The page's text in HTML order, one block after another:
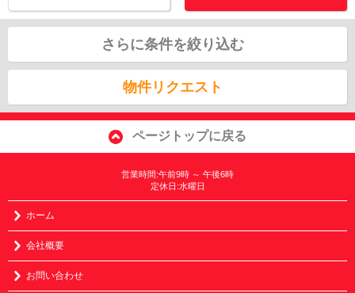
さらに条件を絞り込む
物件リクエスト
ページトップに戻る
営業時間:午前9時 ～ 午後6時
定休日:水曜日
ホーム
会社概要
お問い合わせ